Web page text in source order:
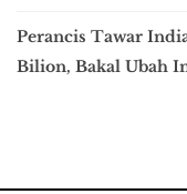
Perancis Tawar
Bilion, Bakal Ubah